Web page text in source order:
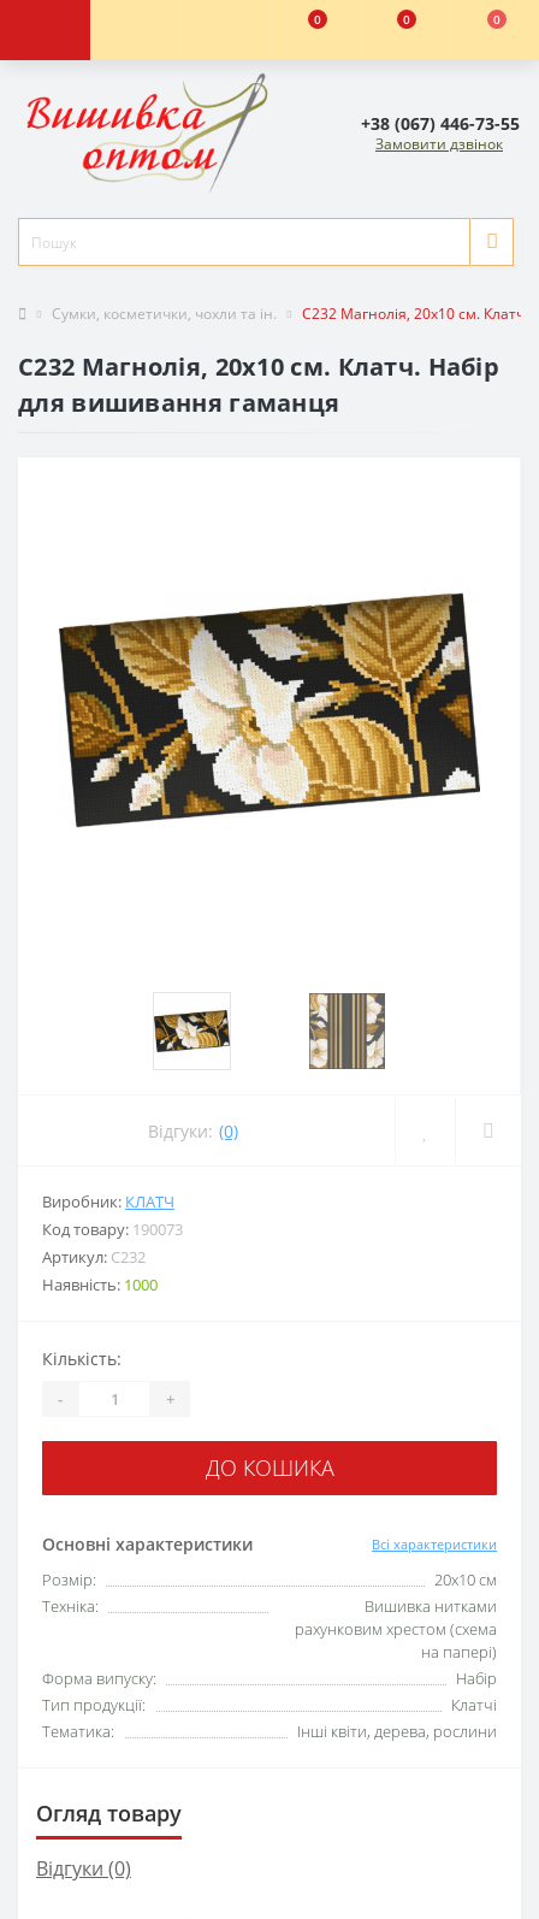
0 0 0
+38 (067) 446-73-55
Замовити дзвінок
Сумки, косметички, чохли та ін. C232 Магнолія, 20x10 см.
C232 Магнолія, 20x10 см. Клатч. Набір
для вишивання гаманця
Відгуки: (0)
Виробник: КЛАТЧ
Код товару: 190073
Артикул: C232
Наявність: 1000
Основні характеристики Всі характеристики
Розмір:
20x10 см
Техніка:
Вишивка нитками
рахунковим хрестом (схема
на папері)
Форма випуску:
Набір
Тип продукції:
Клатчі
Тематика:
Інші квіти, дерева, рослини
Кількість:
- +
ДО КОШИКА
Огляд товару
Відгуки (0)